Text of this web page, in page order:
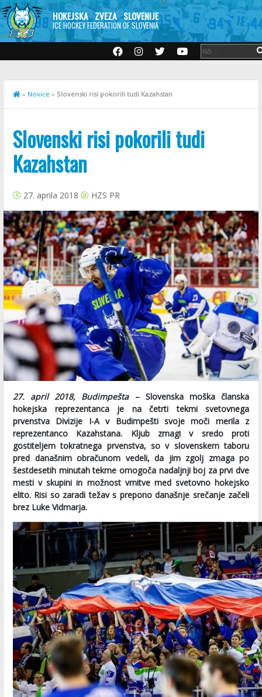
HOKEJSKA ZVEZA SLOVENIJE
ICE HOCKEY FEDERATION OF SLOVENIA
» Novice » Slovenski risi pokorili tudi Kazahstan
Slovenski risi pokorili tudi
Kazahstan
27. aprila 2018 HZS PR
27. april 2018, Budimpešta– Slovenska moška članska
hokejska reprezentanca je na četrti tekmi svetovnega
prvenstva Divizije I-A v Budimpešti svoje moči merila z
reprezentanco Kazahstana. Kljub zmagi v sredo proti
gostiteljem tokratnega prvenstva, so v slovenskem taboru
pred današnim obračunom vedeli, da jim zgolj zmaga po
šestdesetih minutah tekme omogoča nadaljnji boj za prvi dve
mesti v skupini in možnost vrnitve med svetovno hokejsko
elito. Risi so zaradi težav s prepono današnje srečanje začeli
brez Luke Vidmarja.